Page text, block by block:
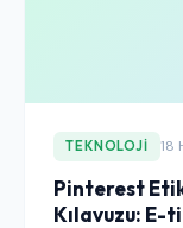
TEKNOLOJI 18
Pinterest
Kılavuzu: E-